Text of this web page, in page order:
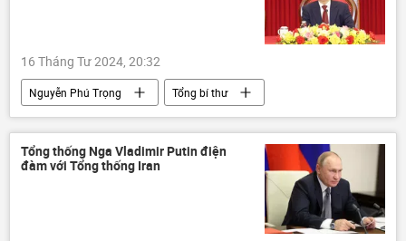
16 Tháng Tư 2024, 20:32
Nguyễn Phú Trọng
Tổng bí thư
Alexandr Lukashenko
Belarus
Chính trị
hợp tác
Thế giới
Việt Nam
sinh nhật
Tổng thống Nga Vladimir Putin điện
đàm với Tổng thống Iran